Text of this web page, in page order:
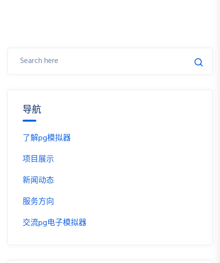
导航
了解pg模拟器
项目展示
新闻动态
服务方向
交流pg电子模拟器